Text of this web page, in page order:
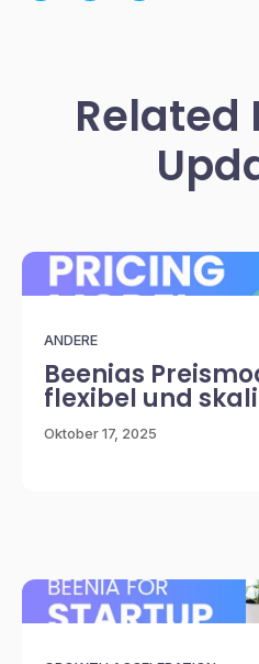
Related
ANDERE
Beenias
flexibel und
Oktober 17, 2025